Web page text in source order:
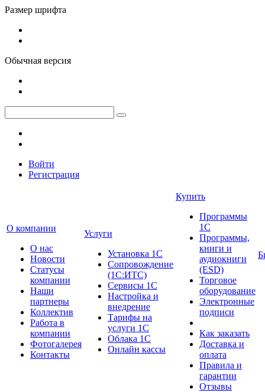
Размер шрифта
Обычная версия
Войти
Регистрация
О компании
О нас
Новости
Cтатусы
компании
Наши
партнеры
Коллектив
Работа в
компании
Фотогалерея
Контакты
Услуги
Установка 1С
Сопровождение
(1С:ИТС)
Сервисы 1С
Настройка и
внедрение
Тарифы на
услуги 1С
Облака 1С
Онлайн кассы
Купить
Программы
1С
Программы,
книги и
аудиокниги
(ESD)
Торговое
оборудование
Электронные
подписи
Как заказать
Доставка и
оплата
Правила и
гарантии
Отзывы